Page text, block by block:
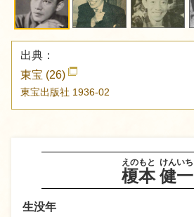
榎本
えのもと
健一
けんいち
生没年
出典：
東宝 (26)
東宝出版社 1936-02